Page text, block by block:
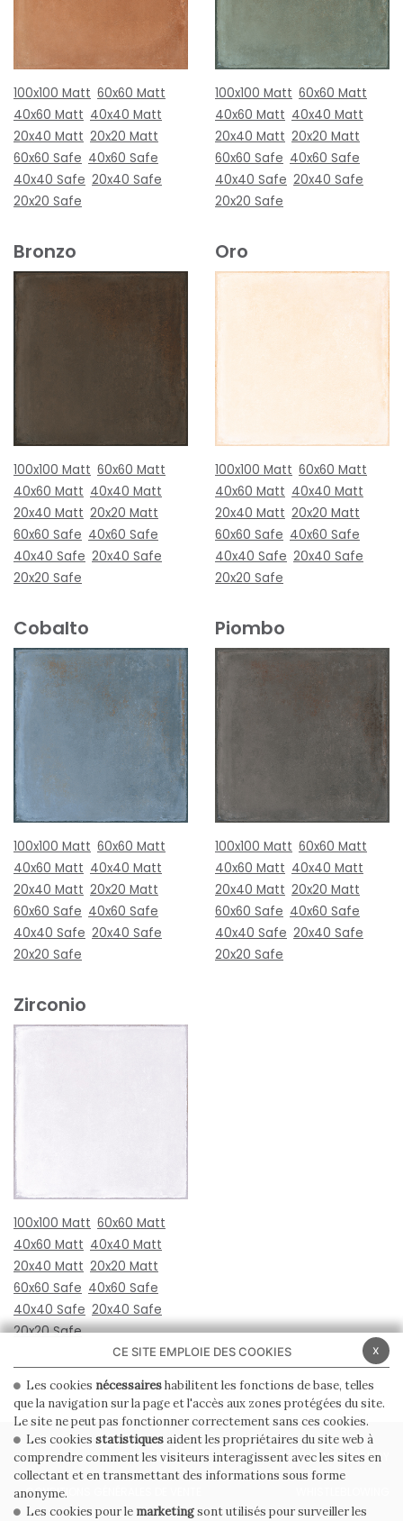
100x100 Matt 60x60 Matt
40x60 Matt 40x40 Matt
20x40 Matt 20x20 Matt
60x60 Safe 40x60 Safe
40x40 Safe 20x40 Safe
20x20 Safe
100x100 Matt 60x60 Matt
40x60 Matt 40x40 Matt
20x40 Matt 20x20 Matt
60x60 Safe 40x60 Safe
40x40 Safe 20x40 Safe
20x20 Safe
Bronzo
100x100 Matt 60x60 Matt
40x60 Matt 40x40 Matt
20x40 Matt 20x20 Matt
60x60 Safe 40x60 Safe
40x40 Safe 20x40 Safe
20x20 Safe
Oro
100x100 Matt 60x60 Matt
40x60 Matt 40x40 Matt
20x40 Matt 20x20 Matt
60x60 Safe 40x60 Safe
40x40 Safe 20x40 Safe
20x20 Safe
Cobalto
100x100 Matt 60x60 Matt
40x60 Matt 40x40 Matt
20x40 Matt 20x20 Matt
60x60 Safe 40x60 Safe
40x40 Safe 20x40 Safe
20x20 Safe
Piombo
100x100 Matt 60x60 Matt
40x60 Matt 40x40 Matt
20x40 Matt 20x20 Matt
60x60 Safe 40x60 Safe
40x40 Safe 20x40 Safe
20x20 Safe
Zirconio
100x100 Matt 60x60 Matt
40x60 Matt 40x40 Matt
20x40 Matt 20x20 Matt
60x60 Safe 40x60 Safe
40x40 Safe 20x40 Safe
20x20 Safe
PRIVACY POLICY COOKIE POLICY
CONDITIONS GÉNÉRALES DE VENTE
x
CE SITE EMPLOIE DES COOKIES
Les cookies nécessaireshabilitent les fonctions de base, telles
que la navigation sur la page et l'accès aux zones protégées du site.
Le site ne peut pas fonctionner correctement sans ces cookies.
Les cookies statistiquesaident les propriétaires du site web à
comprendre comment les visiteurs interagissent avec les sites en
collectant et en transmettant des informations sous forme
anonyme.
Les cookies pour le marketingsont utilisés pour surveiller les